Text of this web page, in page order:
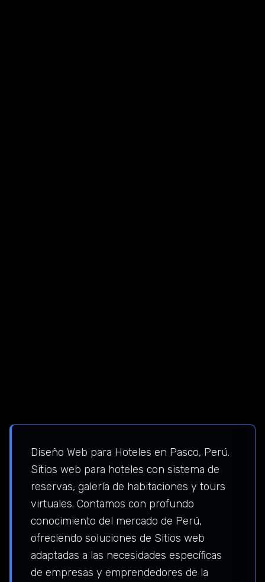
Diseño Web para Hoteles en Pasco, Perú.
Sitios web para hoteles con sistema de
reservas, galería de habitaciones y tours
virtuales. Contamos con profundo
conocimiento del mercado de Perú,
ofreciendo soluciones de Sitios web
adaptadas a las necesidades específicas
de empresas y emprendedores de la